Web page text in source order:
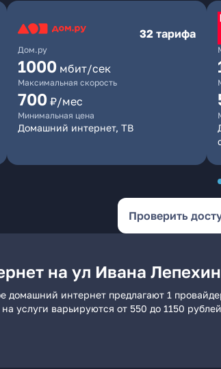
Дом.ру
32 тарифа
1000 мбит/сек
Максимальная скорость
700 ₽/мес
Минимальная цена
Домашний интернет, ТВ
Проверить
на ул Ивана
домашний интернет предлагают 1
услуги варьируются от 550 до 1150